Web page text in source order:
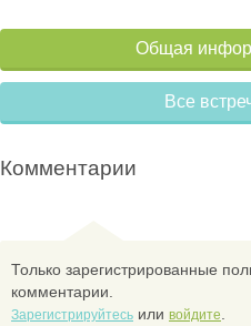
Общая
Все
Комментарии
Только зарегистрированные
комментарии.
Зарегистрируйтесь или войдите